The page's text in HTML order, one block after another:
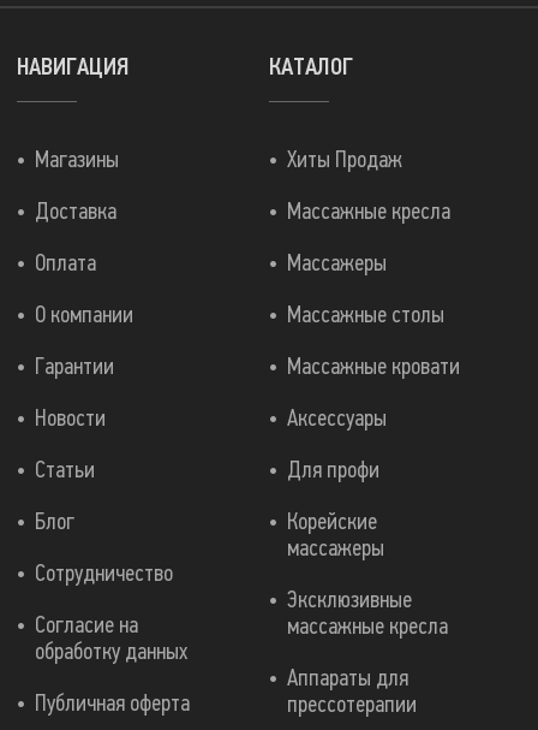
КАТАЛОГ
Хиты Продаж
Массажные кресла
Массажеры
Массажные столы
Массажные кровати
Аксессуары
Для профи
Корейские
массажеры
Эксклюзивные
массажные кресла
Аппараты для
прессотерапии
НАВИГАЦИЯ
Магазины
Доставка
Оплата
О компании
Гарантии
Новости
Статьи
Блог
Сотрудничество
Согласие на
обработку данных
Публичная оферта